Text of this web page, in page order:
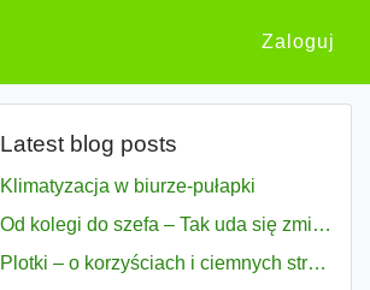
Zaloguj
Latest blog posts
Klimatyzacja w biurze-pułapki
Od kolegi do szefa – Tak uda się zmiana bezproblemowo
Plotki – o korzyściach i ciemnych stronach